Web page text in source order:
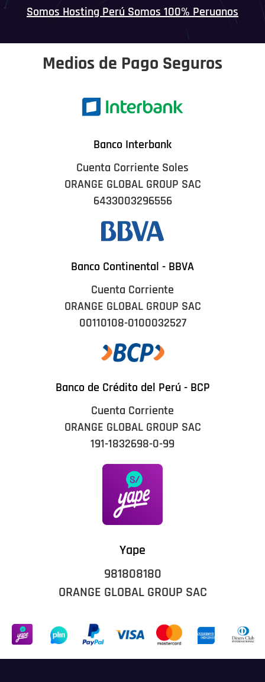
Somos Hosting Perú Somos 100% Peruanos
Medios de Pago Seguros
Banco Interbank
Cuenta Corriente Soles
ORANGE GLOBAL GROUP SAC
6433003296556
Banco Continental - BBVA
Cuenta Corriente
ORANGE GLOBAL GROUP SAC
00110108-0100032527
Banco de Crédito del Perú - BCP
Cuenta Corriente
ORANGE GLOBAL GROUP SAC
191-1832698-0-99
Yape
981808180
ORANGE GLOBAL GROUP SAC